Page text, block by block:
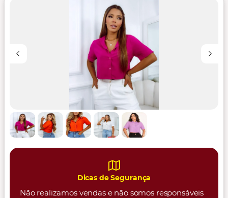
Dicas de Segurança
Não realizamos vendas e não somos responsáveis